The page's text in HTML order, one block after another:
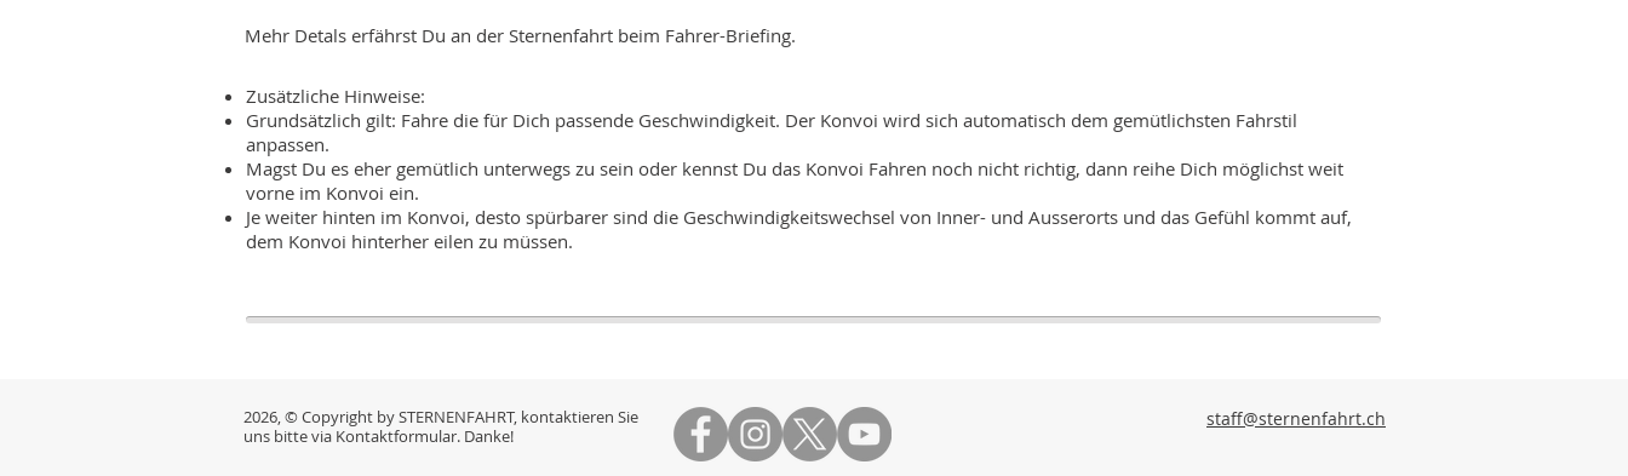
Mehr Detals erfährst Du an der Sternenfahrt beim Fahrer-Briefing.
Zusätzliche Hinweise:
Grundsätzlich gilt: Fahre die für Dich passende Geschwindigkeit. Der Konvoi wird sich automatisch dem gemütlichsten Fahrstil
anpassen.
Magst Du es eher gemütlich unterwegs zu sein oder kennst Du das Konvoi Fahren noch nicht richtig, dann reihe Dich möglichst weit
vorne im Konvoi ein.
Je weiter hinten im Konvoi, desto spürbarer sind die Geschwindigkeitswechsel von Inner- und Ausserorts und das Gefühl kommt auf,
dem Konvoi hinterher eilen zu müssen.
2026, © Copyright by STERNENFAHRT, kontaktieren Sie
uns bitte via Kontaktformular. Danke!
staff@sternenfahrt.ch